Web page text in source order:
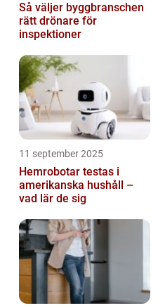
Så väljer byggbranschen
rätt drönare för
inspektioner
11 september 2025
Hemrobotar testas i
amerikanska hushåll –
vad lär de sig